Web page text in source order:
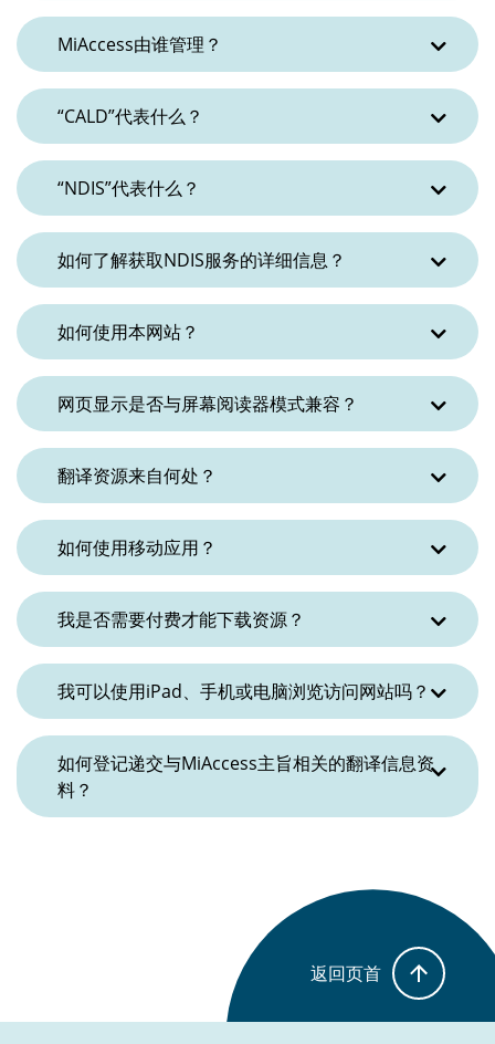
MiAccess由谁管理？
“CALD”代表什么？
“NDIS”代表什么？
如何了解获取NDIS服务的详细信息？
如何使用本网站？
网页显示是否与屏幕阅读器模式兼容？
翻译资源来自何处？
如何使用移动应用？
我是否需要付费才能下载资源？
我可以使用iPad、手机或电脑浏览访问网站吗？
如何登记递交与MiAccess主旨相关的翻译信息资
料？
返回页首